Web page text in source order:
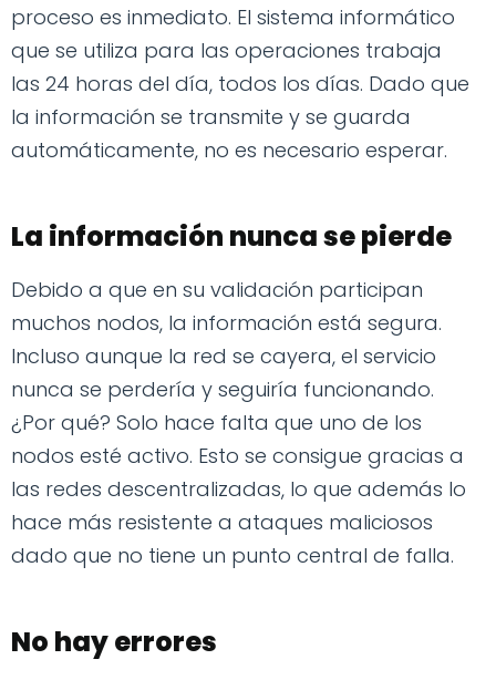
proceso es inmediato. El sistema informático
que se utiliza para las operaciones trabaja
las 24 horas del día, todos los días. Dado que
la información se transmite y se guarda
automáticamente, no es necesario esperar.
La información nunca se pierde
Debido a que en su validación participan
muchos nodos, la información está segura.
Incluso aunque la red se cayera, el servicio
nunca se perdería y seguiría funcionando.
¿Por qué? Solo hace falta que uno de los
nodos esté activo. Esto se consigue gracias a
las redes descentralizadas, lo que además lo
hace más resistente a ataques maliciosos
dado que no tiene un punto central de falla.
No hay errores